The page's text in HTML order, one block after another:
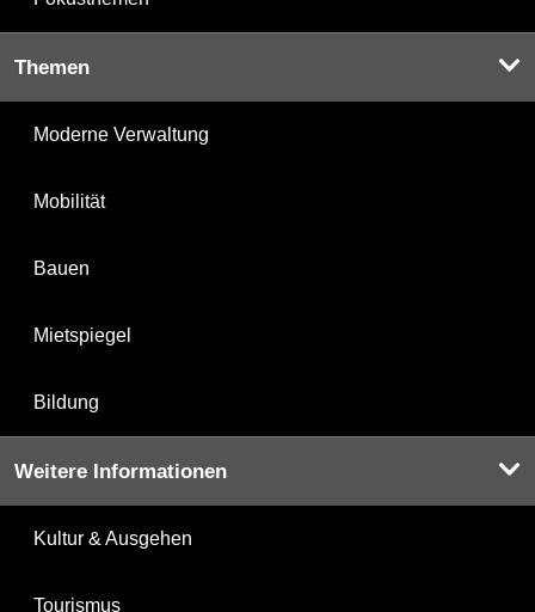
Themen
Moderne Verwaltung
Mobilität
Bauen
Mietspiegel
Bildung
Weitere Informationen
Kultur & Ausgehen
Tourismus